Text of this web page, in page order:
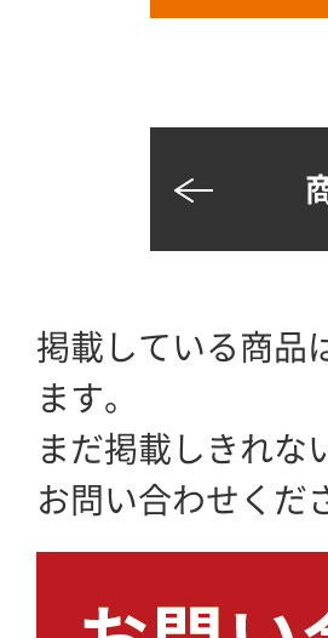
掲載している商品
ます。
まだ掲載しきれな
お問い合わせくだ